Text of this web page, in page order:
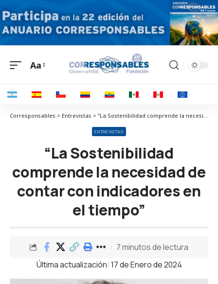
Aa
Corresponsables > Entrevistas > “La Sostenibilidad comprende la necesidad de contar con indicadores en el tiempo”
ENTREVISTAS
“La Sostenibilidad
comprende la necesidad de
contar con indicadores en
el tiempo”
Última actualización: 17 de Enero de 2024
7 minutos de lectura